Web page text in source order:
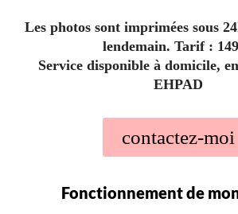
Les photos sont imprimées sous
lendemain. Tarif :
Service disponible à domicile,
EHPAD
contactez-moi
Fonctionnement de